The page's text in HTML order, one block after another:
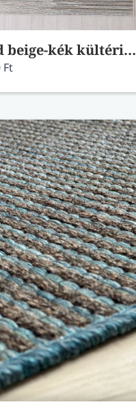
Wind beige-kék kültéri szőnyeg 8341/2T15 80x150
Ft